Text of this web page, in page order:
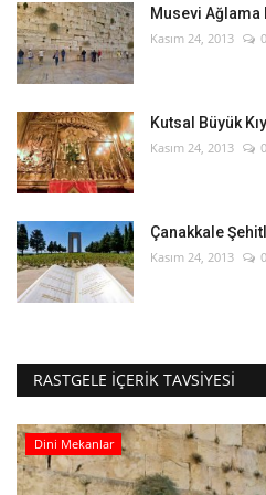
Musevi Ağlama
Kasım 24, 2013 0
Kutsal Büyük
Kasım 24, 2013 0
Çanakkale
Kasım 24, 2013 0
RASTGELE İÇERIK TAVSIYESI
Dini Mekanlar